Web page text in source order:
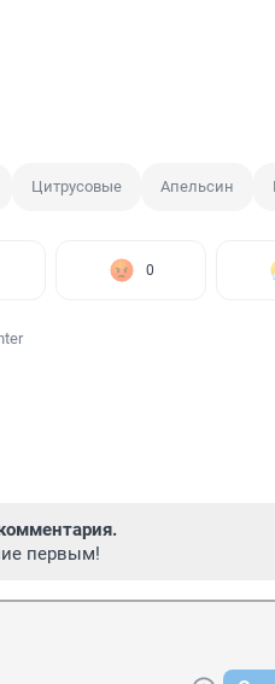
Цитрусовые Апельсин
0
первым!